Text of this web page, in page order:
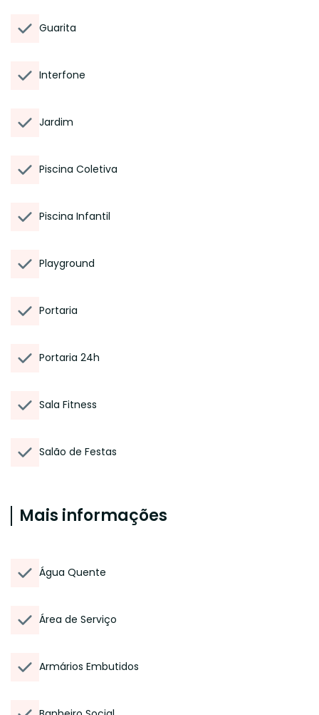
Guarita
Interfone
Jardim
Piscina Coletiva
Piscina Infantil
Playground
Portaria
Portaria 24h
Sala Fitness
Salão de Festas
Mais informações
Água Quente
Área de Serviço
Armários Embutidos